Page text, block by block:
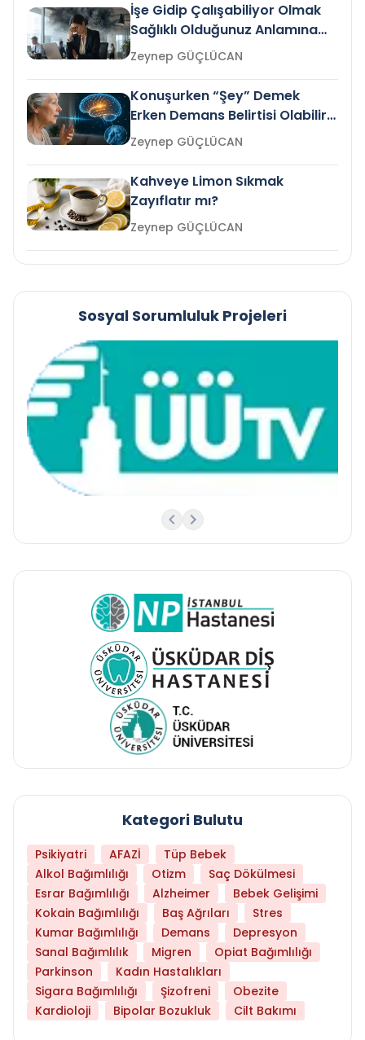
İşe Gidip Çalışabiliyor Olmak
Sağlıklı Olduğunuz Anlamına
Gelir mi?Zeynep GÜÇLÜCAN
Konuşurken “Şey” Demek
Erken Demans Belirtisi Olabilir
mi?
Zeynep GÜÇLÜCAN
Kahveye Limon Sıkmak
Zayıflatır mı?
Zeynep GÜÇLÜCAN
Sosyal Sorumluluk Projeleri
Kategori Bulutu
Psikiyatri AFAZİ
Tüp Bebek
Alkol Bağımlılığı
Otizm
Saç Dökülmesi
Esrar Bağımlılığı
Alzheimer
Bebek Gelişimi
Kokain Bağımlılığı
Baş Ağrıları
Stres
Kumar Bağımlılığı
Demans
Depresyon
Sanal Bağımlılık
Migren
Opiat Bağımlılığı
Parkinson
Kadın Hastalıkları
Sigara Bağımlılığı
Şizofreni
Obezite
Kardioloji
Bipolar Bozukluk Cilt Bakımı